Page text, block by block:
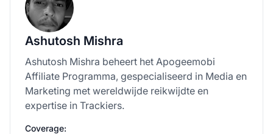
Ashutosh Mishra
Ashutosh Mishra beheert het Apogeemobi
Affiliate Programma, gespecialiseerd in Media en
Marketing met wereldwijde reikwijdte en
expertise in Trackiers.
Coverage: